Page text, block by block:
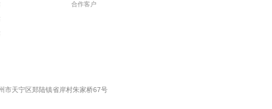
合作客户
市天宁区郑陆镇省岸村朱家桥67号